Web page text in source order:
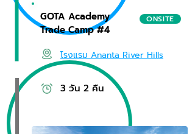
GOTA Academy
Trade Camp #4
ONSITE
โรงแรม Ananta River Hills
3 วัน 2 คืน